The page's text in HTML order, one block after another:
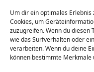
Um dir ein optimales
Cookies, um
zuzugreifen. Wenn du diesen
wie das Surfverhalten oder
verarbeiten. Wenn du deine
können bestimmte
Shop des
überprüfe
direkt beim